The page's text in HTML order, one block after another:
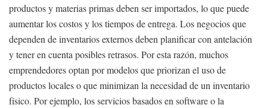
productos y materias primas deben ser importados, lo que puede
aumentar los costos y los tiempos de entrega. Los negocios que
dependen de inventarios externos deben planificar con antelación
y tener en cuenta posibles retrasos. Por esta razón, muchos
emprendedores optan por modelos que priorizan el uso de
productos locales o que minimizan la necesidad de un inventario
físico. Por ejemplo, los servicios basados en software o la